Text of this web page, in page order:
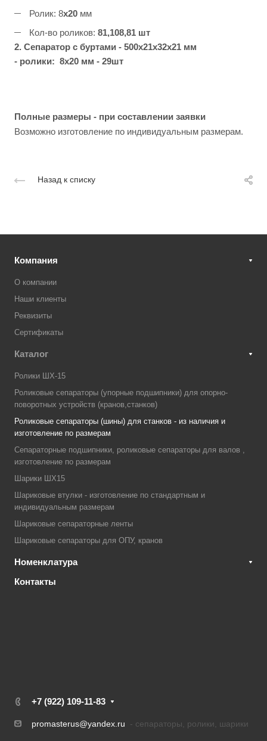
Ролик: 8х20 мм
Кол-во роликов: 81,108,81 шт
2. Сепаратор с буртами - 500х21х32х21 мм
- ролики: 8х20 мм - 29шт
Полные размеры - при составлении заявки
Возможно изготовление по индивидуальным размерам.
Назад к списку
Компания
О компании
Наши клиенты
Реквизиты
Сертификаты
Каталог
Ролики ШХ-15
Роликовые сепараторы (упорные подшипники) для опорно-
поворотных устройств (кранов,станков)
Роликовые сепараторы (шины) для станков - из наличия и
изготовление по размерам
Сепараторные подшипники, роликовые сепараторы для валов ,
изготовление по размерам
Шарики ШХ15
Шариковые втулки - изготовление по стандартным и
индивидуальным размерам
Шариковые сепараторные ленты
Шариковые сепараторы для ОПУ, кранов
Номенклатура
Контакты
+7 (922) 109-11-83
promasterus@yandex.ru - сепараторы, ролики, шарики